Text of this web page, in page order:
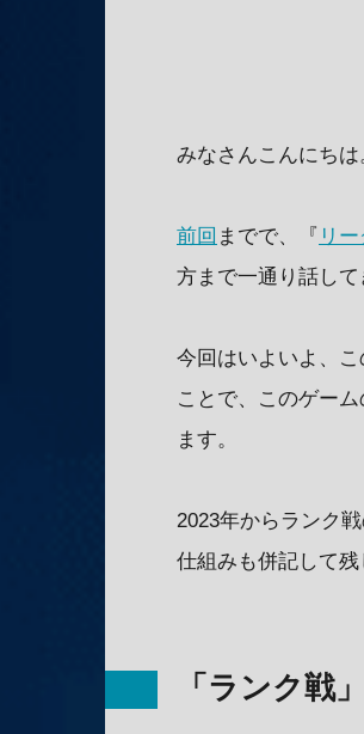
みなさんこんにちは
前回 までで、『 リ
方まで一通り話して
今回はいよいよ、
ことで、このゲー
ます。
2023年からランク
仕組みも併記して残
「ランク戦